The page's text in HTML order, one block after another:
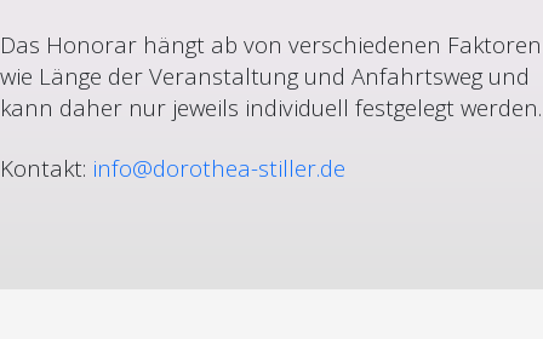
Das Honorar hängt ab von verschiedenen Faktoren
wie Länge der Veranstaltung und Anfahrtsweg und
kann daher nur jeweils individuell festgelegt werden.
Kontakt: info@dorothea-stiller.de